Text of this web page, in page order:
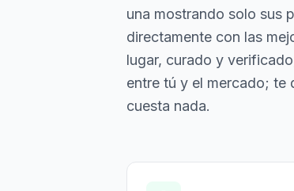
una mostrando solo sus
directamente con las
lugar, curado y
entre tú y el mercado; te
cuesta nada.